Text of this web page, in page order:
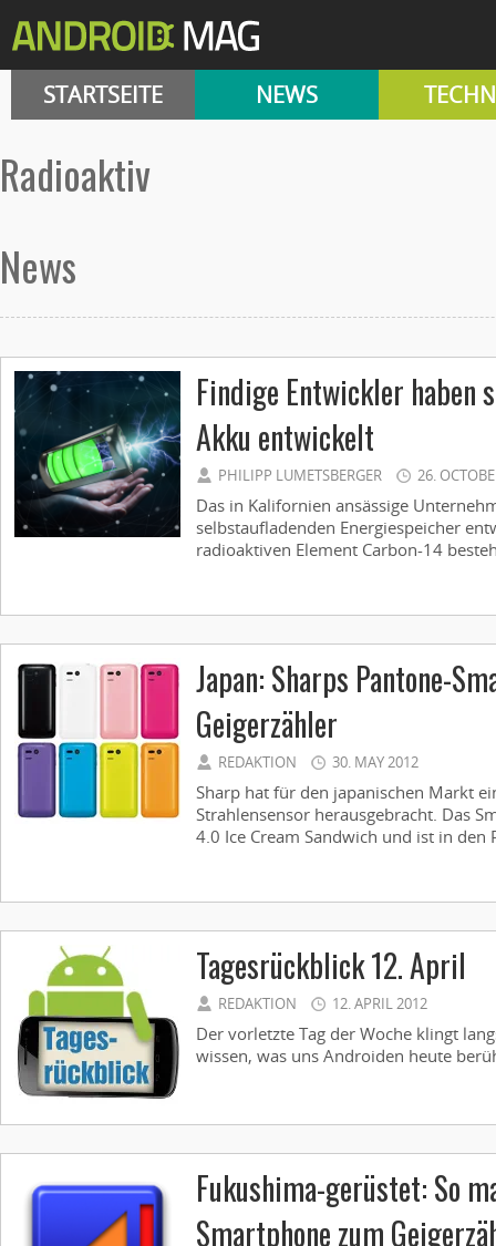
STARTSEITE NEWS
radioaktiv
News
Findige Entwickler haben
Akku entwickelt
PHILIPP LUMETSBERGER 26.
Das in Kalifornien ansässige
selbstaufladenden Energiespeicher
radioaktiven Element Carbon-14
Japan: Sharps Pantone-
Geigerzähler
REDAKTION 30. MAY 2012
Sharp hat für den japanischen Markt
Strahlensensor herausgebracht. Das
4.0 Ice Cream Sandwich und ist in
Tagesrückblick 12. April
REDAKTION 12. APRIL 2012
Der vorletzte Tag der Woche klingt
wissen, was uns Androiden heute
Fukushima-gerüstet: So
Smartphone zum